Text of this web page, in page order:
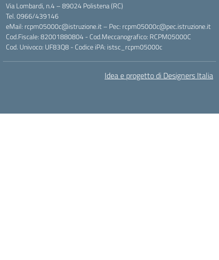
Via Lombardi, n.4 – 89024 Polistena (RC)
Tel. 0966/439146
eMail: rcpm05000c@istruzione.it – Pec: rcpm05000c@pec.istruzione.it
Cod.Fiscale: 82001880804 - Cod.Meccanografico: RCPM05000C
Cod. Univoco: UF83Q8 - Codice iPA: istsc_rcpm05000c
Idea e progetto di Designers Italia